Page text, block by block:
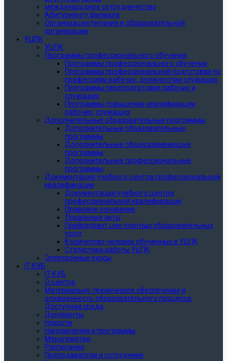
международное сотрудничество
Абитуриенту филиала
Организация питания в образовательной
организации
УЦПК
УЦПК
Программы профессионального обучения
Программы профессионального обучения
Программы профессиональной подготовки по
профессиям рабочих, должностям служащих
Программы переподготовки рабочих и
служащих
Программы повышения квалификации
рабочих, служащих
Дополнительные образовательные программы
Дополнительные образовательные
программы
Дополнительные общеразвивающие
программы
Дополнительные профессиональные
программы
Документация учебного центра профессиональной
квалификации
Документация учебного центра
профессиональной квалификации
Правовое основание
Локальные акты
Прейскурант цен платных образовательных
услуг
Количество человек обученных в УЦПК
Статистика работы УЦПК
Электронные курсы
IT-КУБ
IT-КУБ
О центре
Материально-техническое обеспечение и
оснащенность образовательного процесса.
Доступная среда
Документы
Новости
Направления и программы
Мероприятия
Расписание
Преподаватели и сотрудники